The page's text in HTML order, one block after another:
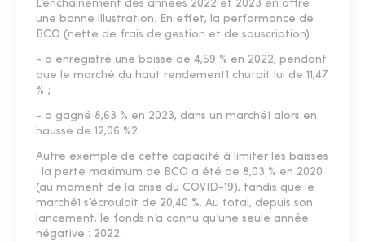
L’enchainement des années 2022 et 2023 en offre
une bonne illustration. En effet, la performance de
BCO (nette de frais de gestion et de souscription) :
- a enregistré une baisse de 4,59 % en 2022, pendant
que le marché du haut rendement1 chutait lui de 11,47
% ;
- a gagné 8,63 % en 2023, dans un marché1 alors en
hausse de 12,06 %2.
Autre exemple de cette capacité à limiter les baisses
: la perte maximum de BCO a été de 8,03 % en 2020
(au moment de la crise du COVID-19), tandis que le
marché1 s’écroulait de 20,40 %. Au total, depuis son
lancement, le fonds n’a connu qu’une seule année
négative : 2022.